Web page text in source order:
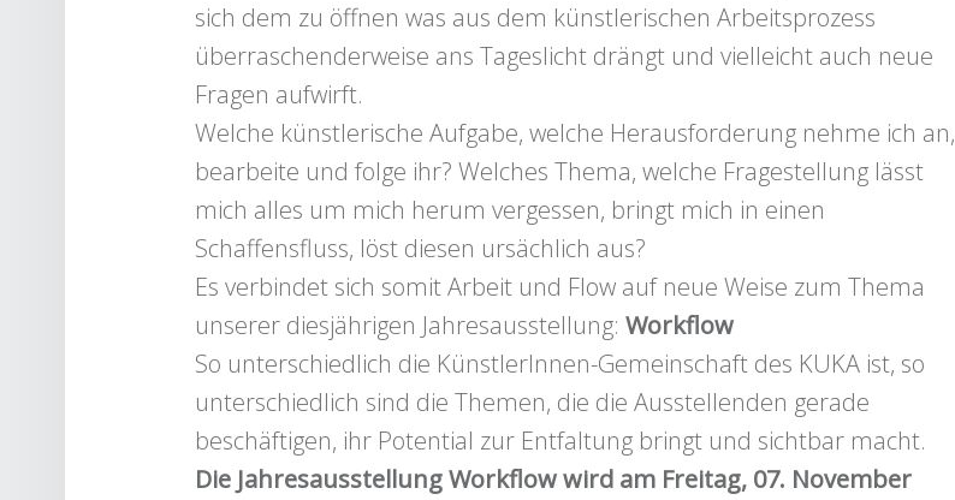
sich dem zu öffnen was aus dem künstlerischen Arbeitsprozess
überraschenderweise ans Tageslicht drängt und vielleicht auch neue
Fragen aufwirft.
Welche künstlerische Aufgabe, welche Herausforderung nehme ich an,
bearbeite und folge ihr? Welches Thema, welche Fragestellung lässt
mich alles um mich herum vergessen, bringt mich in einen
Schaffensfluss, löst diesen ursächlich aus?
Es verbindet sich somit Arbeit und Flow auf neue Weise zum Thema
unserer diesjährigen Jahresausstellung: Workflow
So unterschiedlich die KünstlerInnen-Gemeinschaft des KUKA ist, so
unterschiedlich sind die Themen, die die Ausstellenden gerade
beschäftigen, ihr Potential zur Entfaltung bringt und sichtbar macht.
Die Jahresausstellung Workflow wird am Freitag, 07. November